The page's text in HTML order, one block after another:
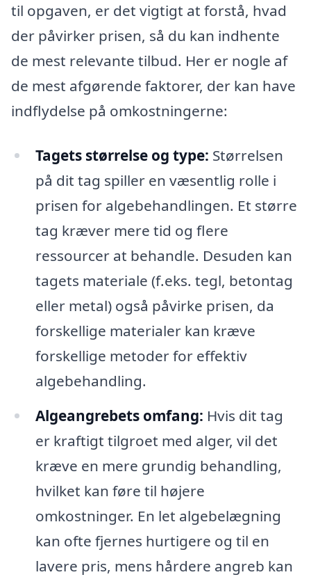
til opgaven, er det vigtigt at forstå, hvad
der påvirker prisen, så du kan indhente
de mest relevante tilbud. Her er nogle af
de mest afgørende faktorer, der kan have
indflydelse på omkostningerne:
Tagets størrelse og type: Størrelsen
på dit tag spiller en væsentlig rolle i
prisen for algebehandlingen. Et større
tag kræver mere tid og flere
ressourcer at behandle. Desuden kan
tagets materiale (f.eks. tegl, betontag
eller metal) også påvirke prisen, da
forskellige materialer kan kræve
forskellige metoder for effektiv
algebehandling.
Algeangrebets omfang: Hvis dit tag
er kraftigt tilgroet med alger, vil det
kræve en mere grundig behandling,
hvilket kan føre til højere
omkostninger. En let algebelægning
kan ofte fjernes hurtigere og til en
lavere pris, mens hårdere angreb kan